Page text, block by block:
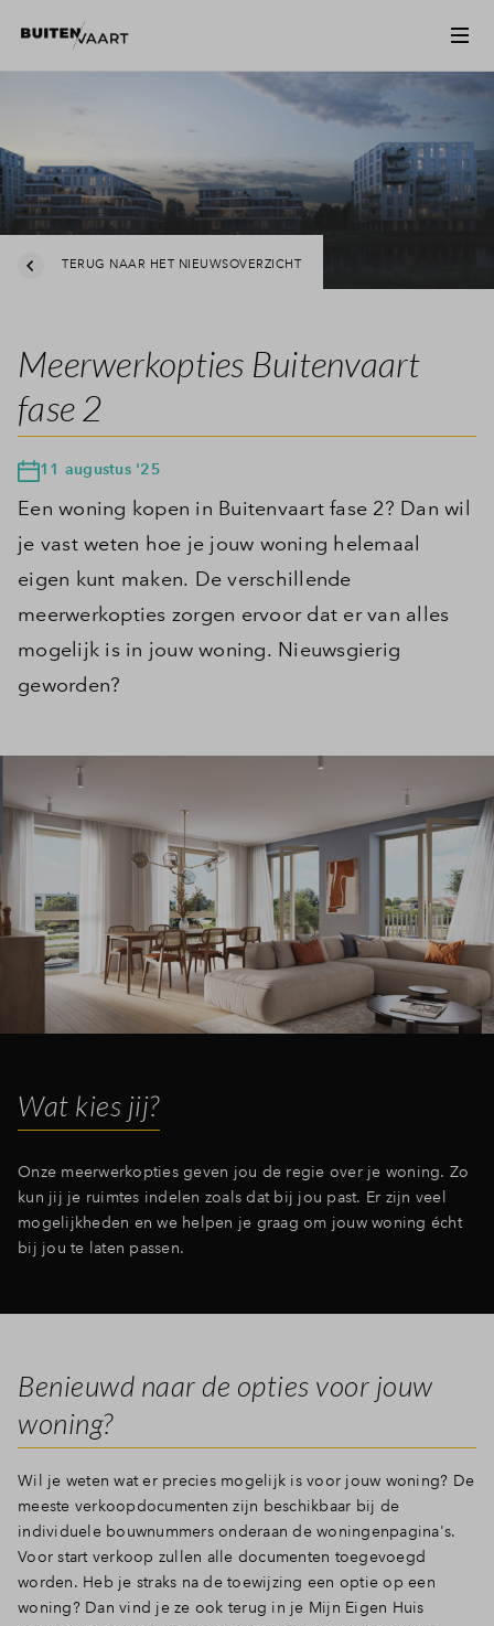
Inloggen
TERUG NAAR HET NIEUWSOVERZICHT
Meerwerkopties Buitenvaart
fase 2
11 augustus '25
Een woning kopen in Buitenvaart fase 2? Dan wil
je vast weten hoe je jouw woning helemaal
eigen kunt maken. De verschillende
meerwerkopties zorgen ervoor dat er van alles
mogelijk is in jouw woning. Nieuwsgierig
geworden?
Wat kies jij?
Onze meerwerkopties geven jou de regie over je woning. Zo
kun jij je ruimtes indelen zoals dat bij jou past. Er zijn veel
mogelijkheden en we helpen je graag om jouw woning écht
bij jou te laten passen.
Benieuwd naar de opties voor jouw
woning?
Wil je weten wat er precies mogelijk is voor jouw woning? De
meeste verkoopdocumenten zijn beschikbaar bij de
individuele bouwnummers onderaan de woningenpagina's.
Voor start verkoop zullen alle documenten toegevoegd
worden. Heb je straks na de toewijzing een optie op een
woning? Dan vind je ze ook terug in je Mijn Eigen Huis